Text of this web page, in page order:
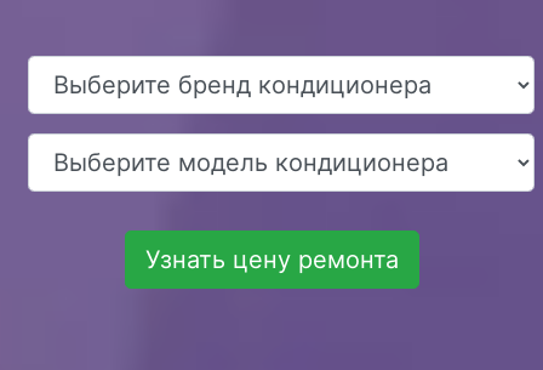
Узнать цену ремонта